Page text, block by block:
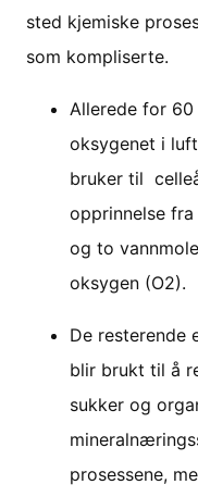
sted kjemiske
som kompliserte.
Allerede for
oksygenet i
bruker til
opprinnelse
og to
oksygen (O2).
De resterende
blir brukt til å
sukker og
prosessene,